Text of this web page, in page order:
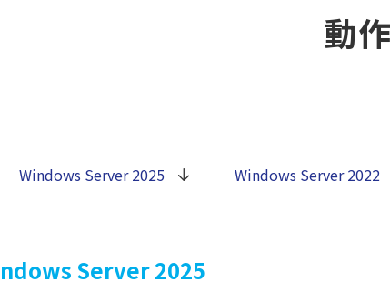
動
Windows Server 2025 Windows Server 2022
Server 2025